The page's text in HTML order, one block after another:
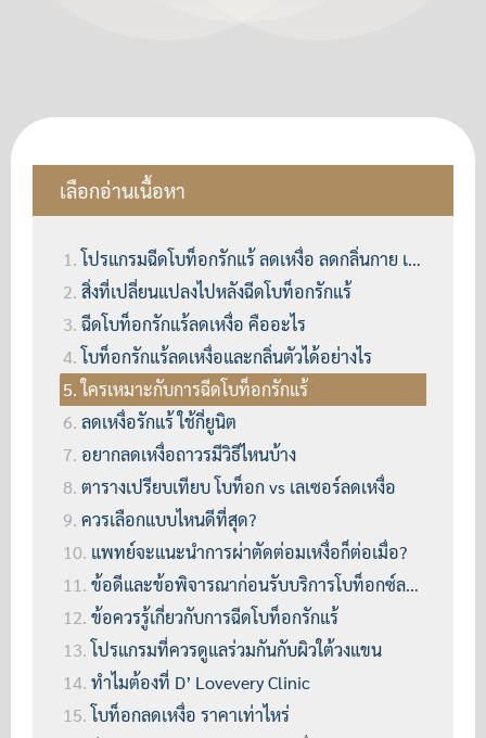
เลือกอ่านเนื้อหา
โปรแกรมฉีดโบท็อกรักแร้ ลดเหงื่อ ลดกลิ่นกาย เพิ่มความมั่นใจ
สิ่งที่เปลี่ยนแปลงไปหลังฉีดโบท็อกรักแร้
ฉีดโบท็อกรักแร้ลดเหงื่อ คืออะไร
โบท็อกรักแร้ลดเหงื่อและกลิ่นตัวได้อย่างไร
ใครเหมาะกับการฉีดโบท็อกรักแร้
ลดเหงื่อรักแร้ ใช้กี่ยูนิต
อยากลดเหงื่อถาวรมีวิธีไหนบ้าง
ตารางเปรียบเทียบ โบท็อก vs เลเซอร์ลดเหงื่อ
ควรเลือกแบบไหนดีที่สุด?
แพทย์จะแนะนำการผ่าตัดต่อมเหงื่อก็ต่อเมื่อ?
ข้อดีและข้อพิจารณาก่อนรับบริการโบท็อกซ์ลดเหงื่อ
ข้อควรรู้เกี่ยวกับการฉีดโบท็อกรักแร้
โปรแกรมที่ควรดูแลร่วมกันกับผิวใต้วงแขน
ทำไมต้องที่ D’ Lovevery Clinic
โบท็อกลดเหงื่อ ราคาเท่าไหร่